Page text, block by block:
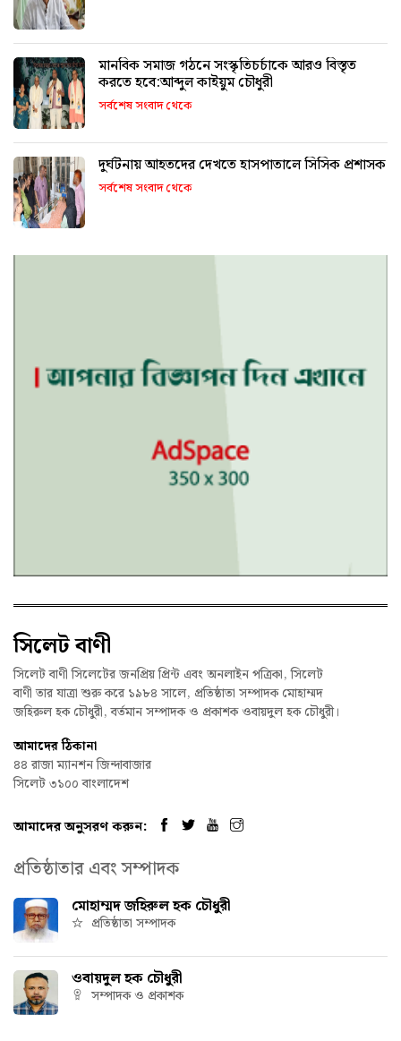
মানবিক সমাজ গঠনে সংস্কৃতিচর্চাকে আরও বিস্তৃত
করতে হবে:আব্দুল কাইয়ুম চৌধুরী
সর্বশেষ সংবাদ থেকে
দুর্ঘটনায় আহতদের দেখতে হাসপাতালে সিসিক প্রশাসক
সর্বশেষ সংবাদ থেকে
সিলেট বাণী
সিলেট বাণী সিলেটের জনপ্রিয় প্রিন্ট এবং অনলাইন পত্রিকা, সিলেট
বাণী তার যাত্রা শুরু করে ১৯৮৪ সালে, প্রতিষ্ঠাতা সম্পাদক মোহাম্মদ
জহিরুল হক চৌধুরী, বর্তমান সম্পাদক ও প্রকাশক ওবায়দুল হক চৌধুরী।
আমাদের ঠিকানা
৪৪ রাজা ম্যানশন জিন্দাবাজার
সিলেট ৩১০০ বাংলাদেশ
আমাদের অনুসরণ করুন:
প্রতিষ্ঠাতার এবং সম্পাদক
মোহাম্মদ জহিরুল হক চৌধুরী
প্রতিষ্ঠাতা সম্পাদক
ওবায়দুল হক চৌধুরী
সম্পাদক ও প্রকাশক